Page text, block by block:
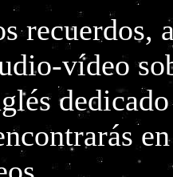
recuerdos,
vídeo